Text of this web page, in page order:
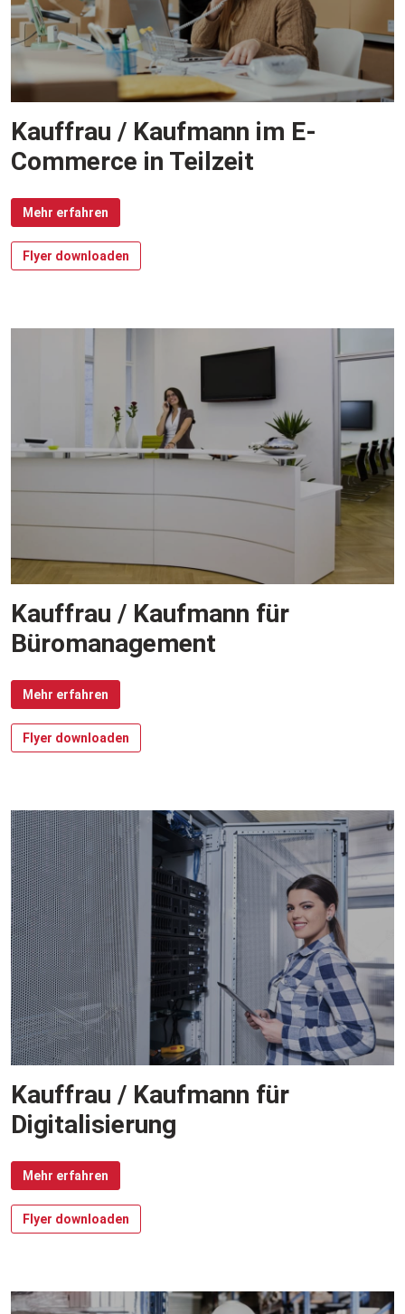
Kauffrau / Kaufmann im E-
Commerce in Teilzeit
Mehr erfahren
Flyer downloaden
Kauffrau / Kaufmann für
Büromanagement
Mehr erfahren
Flyer downloaden
Kauffrau / Kaufmann für
Digitalisierung
Mehr erfahren
Flyer downloaden